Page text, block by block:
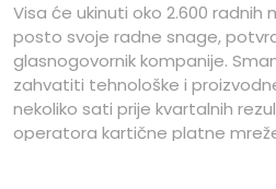
Visa će ukinuti oko 2.600
posto svoje radne snage,
glasnogovornik kompanije.
zahvatiti tehnološke i
nekoliko sati prije kvartalnih
operatora kartične platne